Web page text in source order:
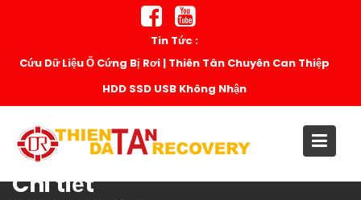
Tin Tức :
Cứu Dữ Liệu Ổ Cứng Bị Rơi | Thiên Tân Chuyên Can Thiệp
HDD SSD USB Không Nhận
Chi tiết